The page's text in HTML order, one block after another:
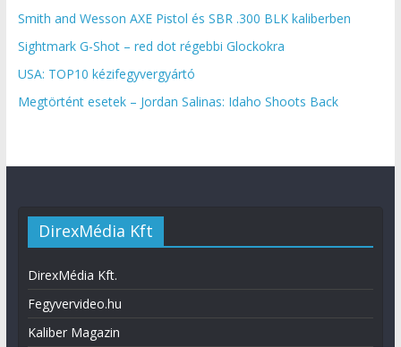
Smith and Wesson AXE Pistol és SBR .300 BLK kaliberben
Sightmark G-Shot – red dot régebbi Glockokra
USA: TOP10 kézifegyvergyártó
Megtörtént esetek – Jordan Salinas: Idaho Shoots Back
DirexMédia Kft
DirexMédia Kft.
Fegyvervideo.hu
Kaliber Magazin